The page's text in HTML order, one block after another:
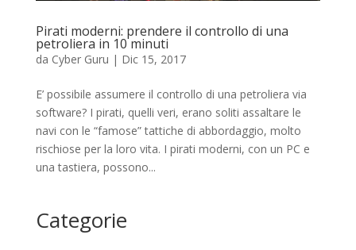
Pirati moderni: prendere il controllo di una
petroliera in 10 minuti
da Cyber Guru | Dic 15, 2017
E’ possibile assumere il controllo di una petroliera via
software? I pirati, quelli veri, erano soliti assaltare le
navi con le “famose” tattiche di abbordaggio, molto
rischiose per la loro vita. I pirati moderni, con un PC e
una tastiera, possono...
Categorie